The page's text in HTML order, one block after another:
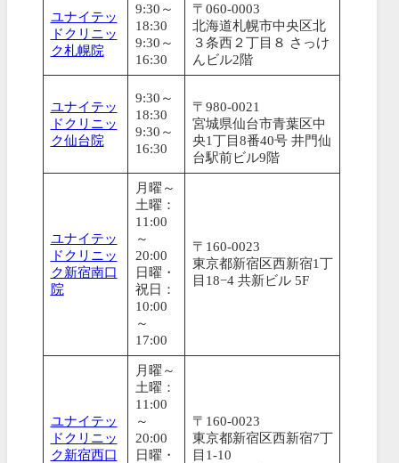
ユナイテッ
ドクリニッ
ク札幌院
9:30～
18:30
9:30～
16:30
〒060-0003
北海道札幌市中央区北
３条西２丁目８ さっけ
んビル2階
ユナイテッ
ドクリニッ
ク仙台院
9:30～
18:30
9:30～
16:30
〒980-0021
宮城県仙台市青葉区中
央1丁目8番40号 井門仙
台駅前ビル9階
ユナイテッ
ドクリニッ
ク新宿南口
院
月曜～
土曜：
11:00
～
20:00
日曜・
祝日：
10:00
～
17:00
〒160-0023
東京都新宿区西新宿1丁
目18−4 共新ビル 5F
ユナイテッ
ドクリニッ
ク新宿西口
月曜～
土曜：
11:00
～
20:00
日曜・
〒160-0023
東京都新宿区西新宿7丁
目1-10